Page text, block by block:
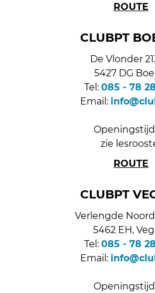
ROUTE
CLUBPT
De Vlonder
5427 DG
Tel: 085 - 78
Email:
zie
ROUTE
CLUBPT
Verlengde
5462 EH,
Tel: 085 - 78
Email: